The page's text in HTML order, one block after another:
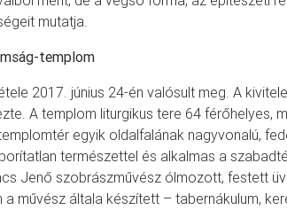
mutatja.
templom
2017. június 24-én valósult meg. A
A templom liturgikus tere 64 férőhelyes,
egyik oldalfalának nagyvonalú,
természettel és alkalmas a
Jenő szobrászművész ólmozott, festett
művész általa készített – tabernákulum,